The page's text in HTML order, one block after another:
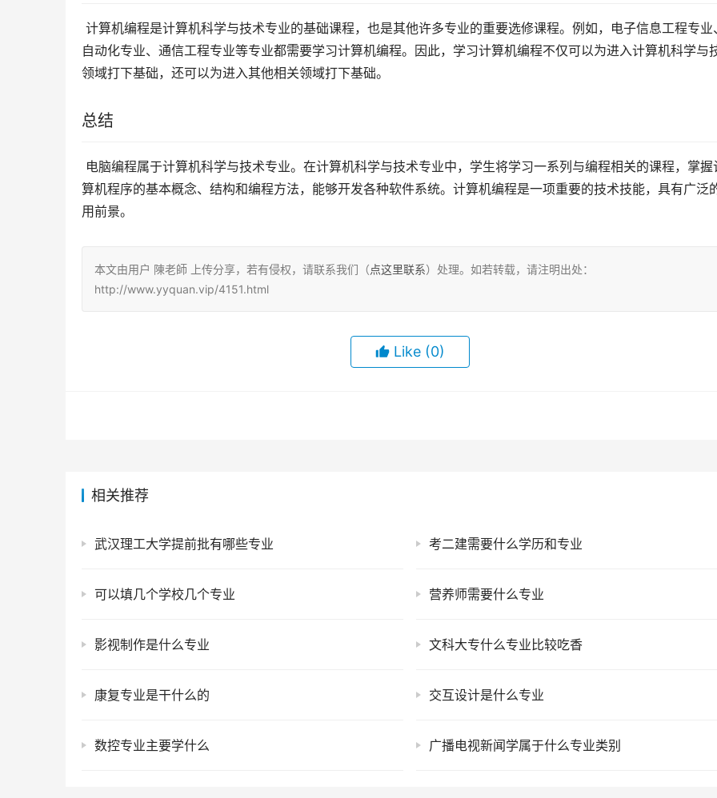
自动化专业、通信工程专业等专业都需要学习计算机编程。因此，学习计算机编程不仅可以为进入计算机科学与
领域打下基础，还可以为进入其他相关领域打下基础。
总结
算机程序的基本概念、结构和编程方法，能够开发各种软件系统。计算机编程是一项重要的技术技能，具有广泛
用前景。
本文由用户 陳老師 上传分享，若有侵权，请联系我们（点这里联系）处理。如若转载，请注明出处：
http://www.yyquan.vip/4151.html
Like (0)
相关推荐
武汉理工大学提前批有哪些专业 考二建需要什么学历和专业
可以填几个学校几个专业 营养师需要什么专业
影视制作是什么专业 文科大专什么专业比较吃香
康复专业是干什么的 交互设计是什么专业
数控专业主要学什么 广播电视新闻学属于什么专业类别